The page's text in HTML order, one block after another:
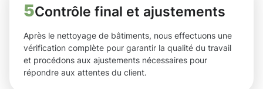
5Contrôle final et ajustements
Après le nettoyage de bâtiments, nous effectuons une
vérification complète pour garantir la qualité du travail
et procédons aux ajustements nécessaires pour
répondre aux attentes du client.